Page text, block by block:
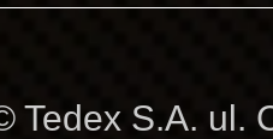
Tedex S.A. ul.